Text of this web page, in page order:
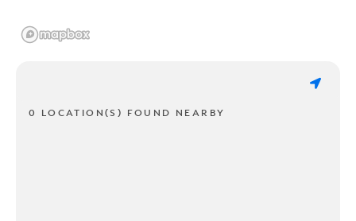
0 LOCATION(S) FOUND NEARBY